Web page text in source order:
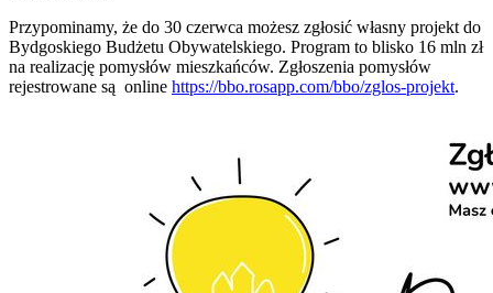
Przypominamy, że do 30 czerwca możesz zgłosić własny projekt do
Bydgoskiego Budżetu Obywatelskiego. Program to blisko 16 mln zł
na realizację pomysłów mieszkańców. Zgłoszenia pomysłów
rejestrowane są online https://bbo.rosapp.com/bbo/zglos-projekt.